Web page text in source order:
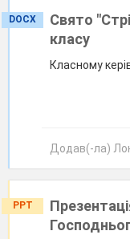
DOCX
Свято
класу
Класному
Додав(-ла)
PPT